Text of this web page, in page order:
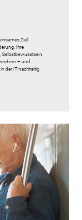
Ziel:
Ihre
Selbstbewusstsein
– und
der IT nachhaltig